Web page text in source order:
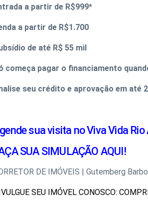
a partir de R$999*
a partir de R$1.700
de até R$ 55 mil
começa pagar o financiamento
seu crédito e aprovação em até
sua visita noViva Vida
SUA SIMULAÇÃO AQUI!
DE IMÓVEIS | Gutemberg
SEU IMÓVEL CONOSCO: